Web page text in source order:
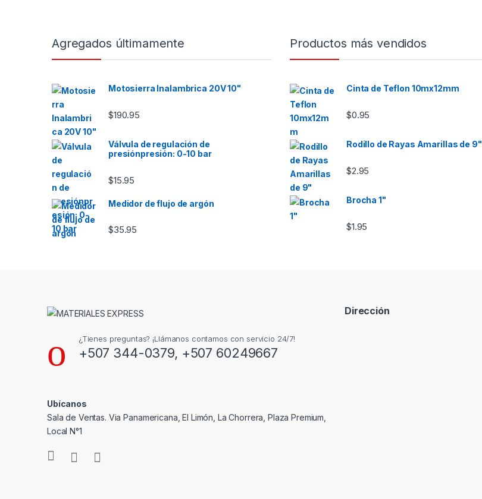
Agregados últimamente
Motosierra Inalambrica 20V 10"
$190.95
Válvula de regulación de
presiónpresión: 0-10 bar
$15.95
Medidor de flujo de argón
$35.95
Productos más vendidos
Cinta de Teflon 10mx12mm
$0.95
Rodillo de Rayas Amarillas de 9"
$2.95
Brocha 1"
$1.95
¿Tienes preguntas? ¡Llámanos contamos con servicio 24/7!
+507 344-0379, +507 60249667
Ubícanos
Sala de Ventas. Via Panamericana, El Limón, La Chorrera, Plaza Premium,
Local N°1
Dirección